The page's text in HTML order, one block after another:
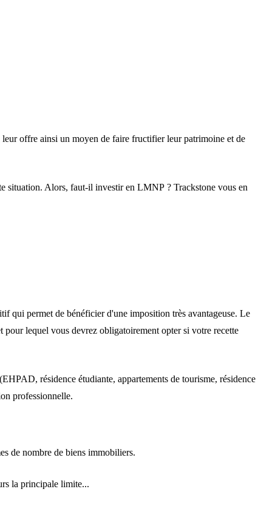
offre ainsi un moyen de faire fructifier leur patrimoine et de
situation. Alors, faut-il investir en LMNP ? Trackstone vous en
qui permet de bénéficier d'une imposition très avantageuse. Le
pour lequel vous devrez obligatoirement opter si votre recette
résidence étudiante, appartements de tourisme, résidence
professionnelle.
de nombre de biens immobiliers.
la principale limite...